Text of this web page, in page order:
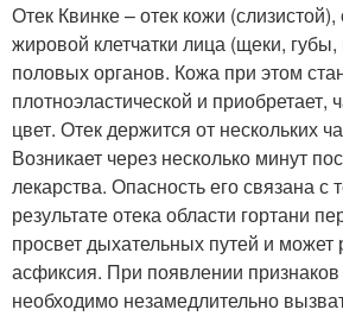
Отек Квинке – отек кожи
жировой клетчатки лица (щеки,
половых органов. Кожа при этом
плотноэластической и приобретает,
цвет. Отек держится от нескольких
Возникает через несколько минут
лекарства. Опасность его связана с
результате отека области гортани
просвет дыхательных путей и может
асфиксия. При появлении признаков
необходимо незамедлительно